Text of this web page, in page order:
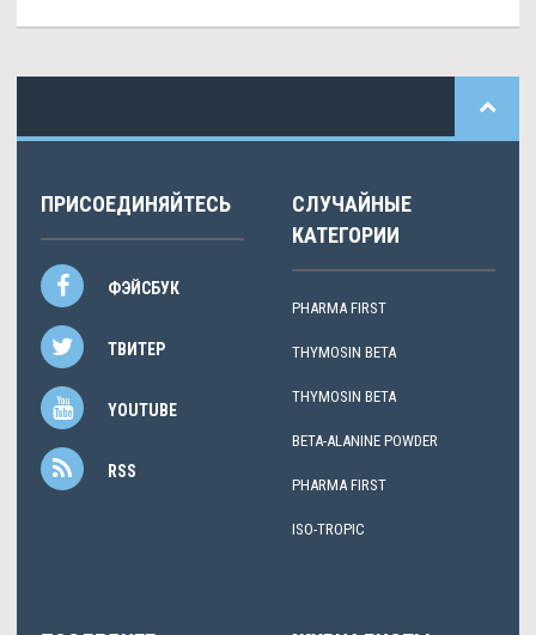
ПРИСОЕДИНЯЙТЕСЬ
ФЭЙСБУК
ТВИТЕР
YOUTUBE
RSS
СЛУЧАЙНЫЕ
КАТЕГОРИИ
PHARMA FIRST
THYMOSIN BETA
THYMOSIN BETA
BETA-ALANINE POWDER
PHARMA FIRST
ISO-TROPIC